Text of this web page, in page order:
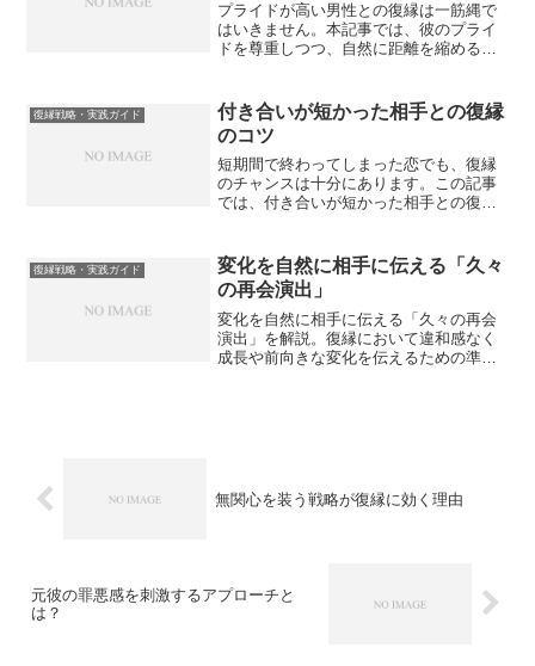
プライドが高い男性との復縁は一筋縄で
はいきません。本記事では、彼のプライ
ドを尊重しつつ、自然に距離を縮めるた
復縁戦略・実践ガイド
付き合いが短かった相手との復縁
のコツ
短期間で終わってしまった恋でも、復縁
のチャンスは十分にあります。この記事
では、付き合いが短かった相手との復縁
す。
復縁戦略・実践ガイド
変化を自然に相手に伝える「久々
の再会演出」
変化を自然に相手に伝える「久々の再会
演出」を解説。復縁において違和感なく
成長や前向きな変化を伝えるための準
無関心を装う戦略が復縁に効く理由
元彼の罪悪感を刺激するアプローチと
は？